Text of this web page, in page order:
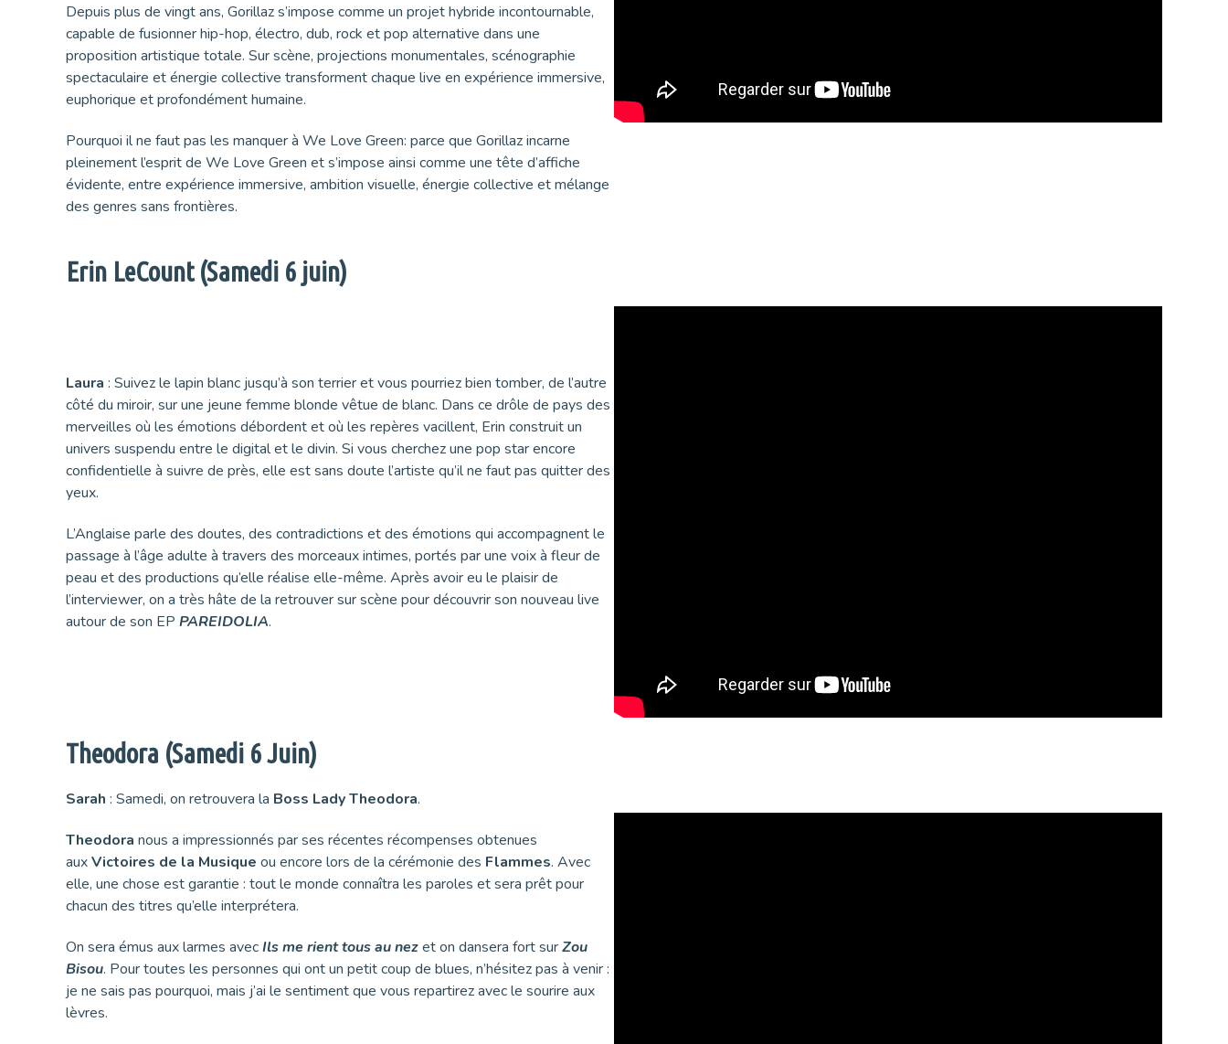
Depuis plus de vingt ans, Gorillaz s’impose comme un projet hybride incontournable,
capable de fusionner hip-hop, électro, dub, rock et pop alternative dans une
proposition artistique totale. Sur scène, projections monumentales, scénographie
spectaculaire et énergie collective transforment chaque live en expérience immersive,
euphorique et profondément humaine.
Pourquoi il ne faut pas les manquer à We Love Green: parce que Gorillaz incarne
pleinement l’esprit de We Love Green et s’impose ainsi comme une tête d’affiche
évidente, entre expérience immersive, ambition visuelle, énergie collective et mélange
des genres sans frontières.
Erin LeCount (Samedi 6 juin)
Laura : Suivez le lapin blanc jusqu’à son terrier et vous pourriez bien tomber, de l’autre
côté du miroir, sur une jeune femme blonde vêtue de blanc. Dans ce drôle de pays des
merveilles où les émotions débordent et où les repères vacillent, Erin construit un
univers suspendu entre le digital et le divin. Si vous cherchez une pop star encore
confidentielle à suivre de près, elle est sans doute l’artiste qu’il ne faut pas quitter des
yeux.
L’Anglaise parle des doutes, des contradictions et des émotions qui accompagnent le
passage à l’âge adulte à travers des morceaux intimes, portés par une voix à fleur de
peau et des productions qu’elle réalise elle-même. Après avoir eu le plaisir de
l’interviewer, on a très hâte de la retrouver sur scène pour découvrir son nouveau live
autour de son EP PAREIDOLIA.
Theodora (Samedi 6 Juin)
Sarah : Samedi, on retrouvera la Boss Lady Theodora.
Theodora nous a impressionnés par ses récentes récompenses obtenues
auxVictoires de la Musique ou encore lors de la cérémonie des Flammes. Avec
elle, une chose est garantie : tout le monde connaîtra les paroles et sera prêt pour
chacun des titres qu’elle interprétera.
On sera émus aux larmes avecIls me rient tous au nezet on dansera fort surZou
Bisou. Pour toutes les personnes qui ont un petit coup de blues, n’hésitez pas à venir :
je ne sais pas pourquoi, mais j’ai le sentiment que vous repartirez avec le sourire aux
lèvres.